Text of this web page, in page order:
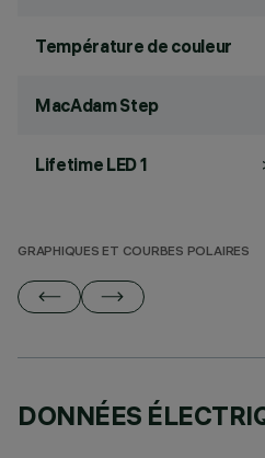
Température de couleur
MacAdam Step
Lifetime LED 1
GRAPHIQUES ET COURBES POLAIRES
DONNÉES